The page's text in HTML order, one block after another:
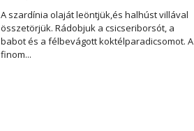
A szardínia olaját leöntjük,és halhúst villával
összetörjük. Rádobjuk a csicseriborsót, a
babot és a félbevágott koktélparadicsomot. A
finom...